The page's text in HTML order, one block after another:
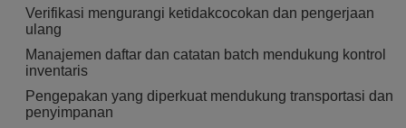
Verifikasi mengurangi ketidakcocokan dan pengerjaan
ulang
Manajemen daftar dan catatan batch mendukung kontrol
inventaris
Pengepakan yang diperkuat mendukung transportasi dan
penyimpanan